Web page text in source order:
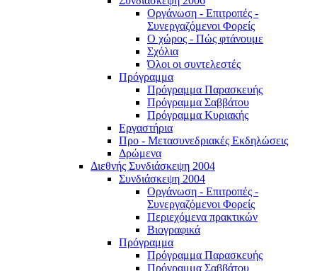
Οργάνωση - Επιτροπές -
Συνεργαζόμενοι Φορείς
Ο χώρος - Πώς φτάνουμε
Σχόλια
Όλοι οι συντελεστές
Πρόγραμμα
Πρόγραμμα Παρασκευής
Πρόγραμμα Σαββάτου
Πρόγραμμα Κυριακής
Εργαστήρια
Προ - Μετασυνεδριακές Εκδηλώσεις
Δρώμενα
Διεθνής Συνδιάσκεψη 2004
Συνδιάσκεψη 2004
Οργάνωση - Επιτροπές -
Συνεργαζόμενοι Φορείς
Περιεχόμενα πρακτικών
Βιογραφικά
Πρόγραμμα
Πρόγραμμα Παρασκευής
Πρόγραμμα Σαββάτου